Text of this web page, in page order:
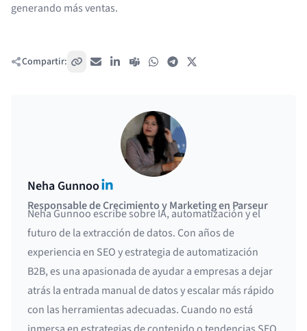
generando más ventas.
Compartir: Copiar enlace
Correo electrónico
LinkedIn
Teams WhatsAppTelegram
Neha GunnooLinkedIn
Responsable de Crecimiento y Marketing en Parseur
Neha Gunnoo escribe sobre IA, automatización y el
futuro de la extracción de datos. Con años de
experiencia en SEO y estrategia de automatización
B2B, es una apasionada de ayudar a empresas a dejar
atrás la entrada manual de datos y escalar más rápido
con las herramientas adecuadas. Cuando no está